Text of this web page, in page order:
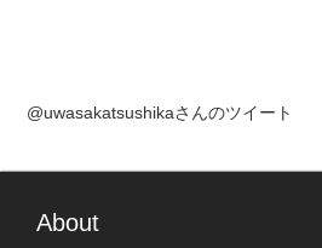
@uwasakatsushikaさんのツイート
About